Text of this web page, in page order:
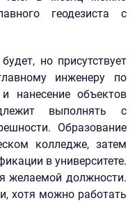
геодезиста с
но присутствует
инженеру по
нанесение объектов
выполнять с
Образование
колледже, затем
в университете.
желаемой должности.
хотя можно работать